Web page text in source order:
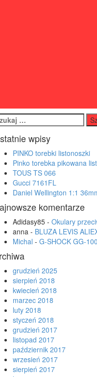
wpisy
PINKO torebki listonoszki
Pinko torebka pikowana
TOUS TS 066
Gucci 7161FL
Daniel Wellington 1:1
komentarze
Adidasy85 - Okulary
anna - BLUZA LEVIS
Michal - G-SHOCK GG-
grudzień 2025
sierpień 2018
kwiecień 2018
marzec 2018
luty 2018
styczeń 2018
grudzień 2017
listopad 2017
październik 2017
wrzesień 2017
sierpień 2017